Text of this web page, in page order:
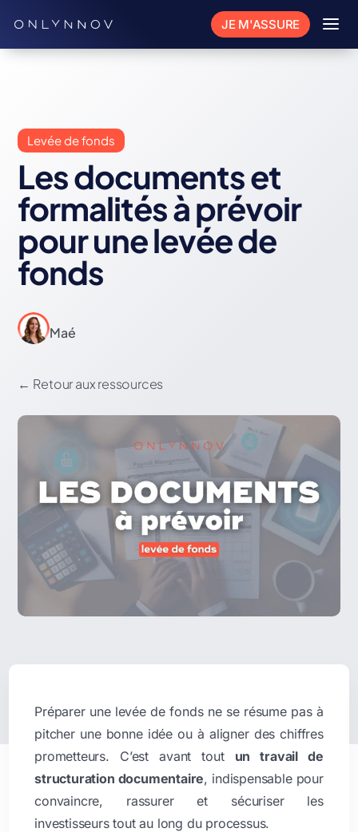
JE M'ASSURE a
Levée de fonds
Les documents et
formalités à prévoir
pour une levée de
fonds
Maé
← Retour aux ressources
Préparer une levée de fonds ne se résume pas à
pitcher une bonne idée ou à aligner des chiffres
prometteurs. C’est avant tout un travail de
structuration documentaire, indispensable pour
convaincre, rassurer et sécuriser les
investisseurs tout au long du processus.